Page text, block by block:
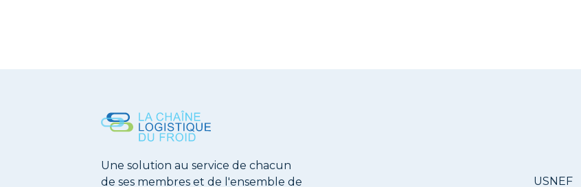
Une solution au service de chacun
de ses membres et de l'ensemble de
USNEF